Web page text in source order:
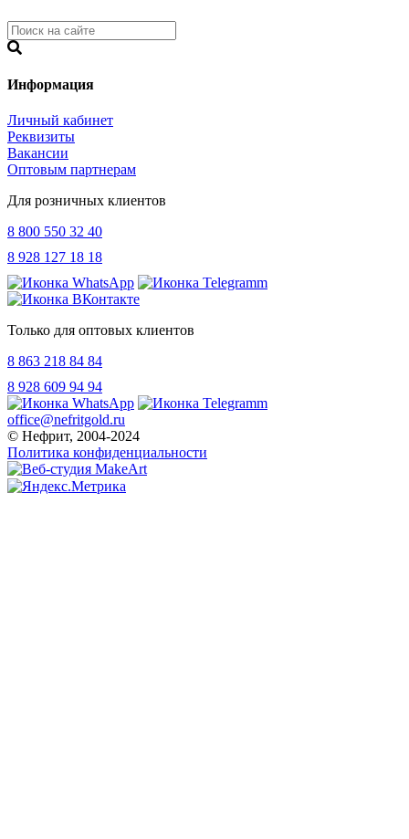
Информация
Личный кабинет
Реквизиты
Вакансии
Оптовым партнерам
Для розничных клиентов
8 800 550 32 40
8 928 127 18 18
Только для оптовых клиентов
8 863 218 84 84
8 928 609 94 94
office@nefritgold.ru
© Нефрит, 2004-2024
Политика конфиденциальности